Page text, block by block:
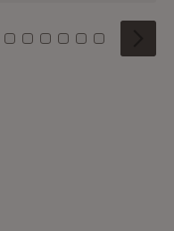
4 5 6 7
Kachel: 8
Zu Kachel: 9
Zu Kachel: 10
Zu Kachel: 11
Zu Kachel: 12
Zu Kachel:
Zu